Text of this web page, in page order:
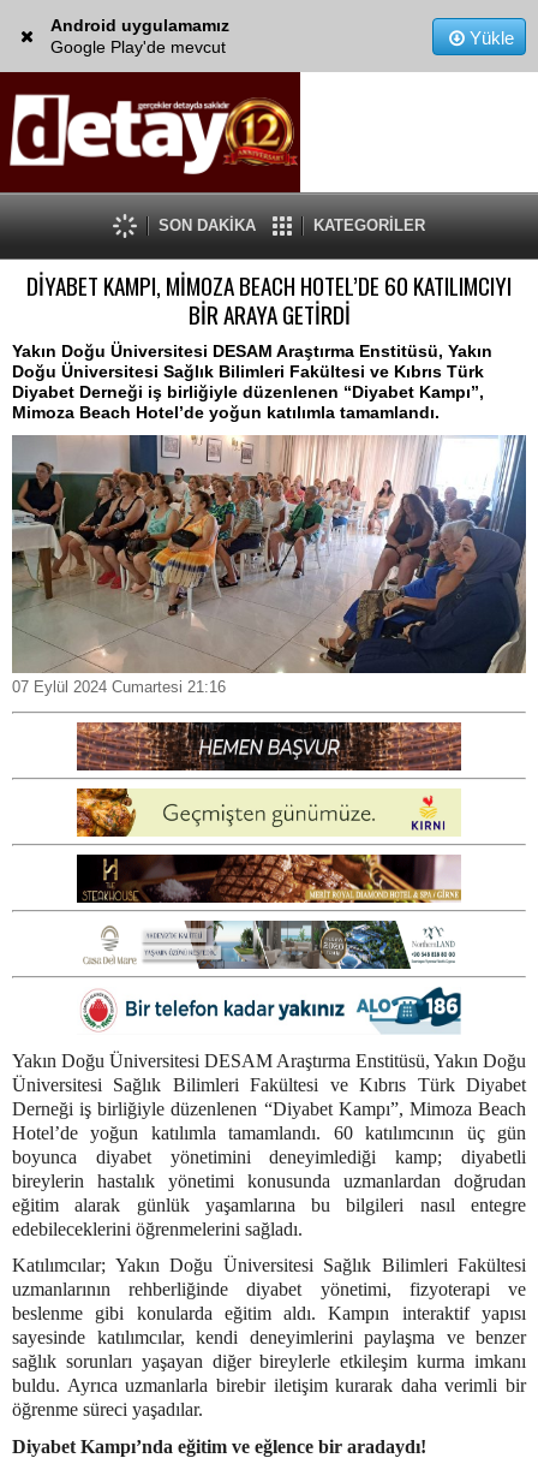
Android uygulamamız
Google Play'de mevcut
Yükle
SON DAKİKA KATEGORİLER
DİYABET KAMPI, MİMOZA BEACH HOTEL’DE 60 KATILIMCIYI
BİR ARAYA GETİRDİ
Yakın Doğu Üniversitesi DESAM Araştırma Enstitüsü, Yakın
Doğu Üniversitesi Sağlık Bilimleri Fakültesi ve Kıbrıs Türk
Diyabet Derneği iş birliğiyle düzenlenen “Diyabet Kampı”,
Mimoza Beach Hotel’de yoğun katılımla tamamlandı.
07 Eylül 2024 Cumartesi 21:16
Yakın Doğu Üniversitesi DESAM Araştırma Enstitüsü, Yakın Doğu
Üniversitesi Sağlık Bilimleri Fakültesi ve Kıbrıs Türk Diyabet
Derneği iş birliğiyle düzenlenen “Diyabet Kampı”, Mimoza Beach
Hotel’de yoğun katılımla tamamlandı. 60 katılımcının üç gün
boyunca diyabet yönetimini deneyimlediği kamp; diyabetli
bireylerin hastalık yönetimi konusunda uzmanlardan doğrudan
eğitim alarak günlük yaşamlarına bu bilgileri nasıl entegre
edebileceklerini öğrenmelerini sağladı.
Katılımcılar; Yakın Doğu Üniversitesi Sağlık Bilimleri Fakültesi
uzmanlarının rehberliğinde diyabet yönetimi, fizyoterapi ve
beslenme gibi konularda eğitim aldı. Kampın interaktif yapısı
sayesinde katılımcılar, kendi deneyimlerini paylaşma ve benzer
sağlık sorunları yaşayan diğer bireylerle etkileşim kurma imkanı
buldu. Ayrıca uzmanlarla birebir iletişim kurarak daha verimli bir
öğrenme süreci yaşadılar.
Diyabet Kampı’nda eğitim ve eğlence bir aradaydı!